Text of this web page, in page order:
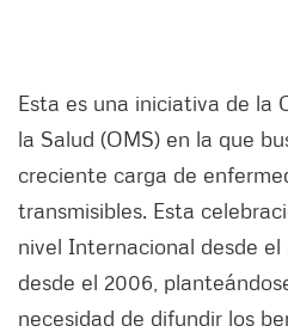
Esta es una iniciativa de la
la Salud (OMS) en la que
creciente carga de
transmisibles. Esta
nivel Internacional desde
desde el 2006,
necesidad de difundir los